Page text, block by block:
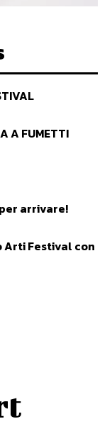
A FUMETTI
arrivare!
Arti Festival con